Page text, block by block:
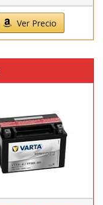
Ver Precio